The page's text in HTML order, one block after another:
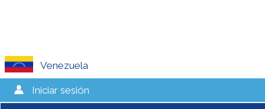
Venezuela
Iniciar sesión